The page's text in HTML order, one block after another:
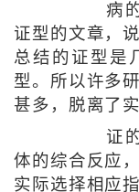
病的
证型的文章，
总结的证型是
型。所以许多
甚多，脱离了实
证的
体的综合反应
实际选择相应